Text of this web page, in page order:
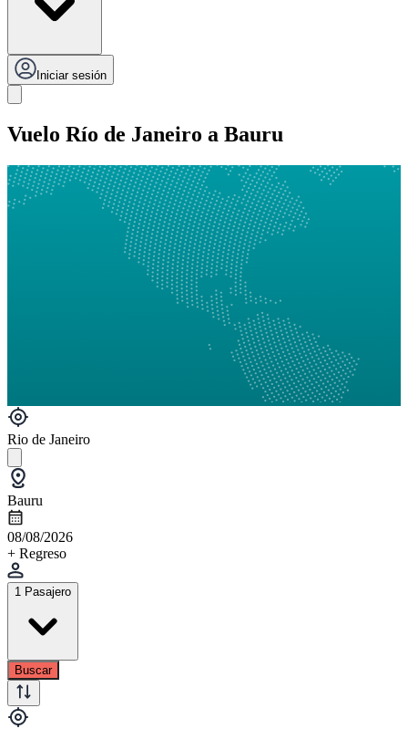
Iniciar sesión
Vuelo Río de Janeiro a Bauru
Rio de Janeiro
Bauru
08/08/2026
+ Regreso
1 Pasajero
Buscar